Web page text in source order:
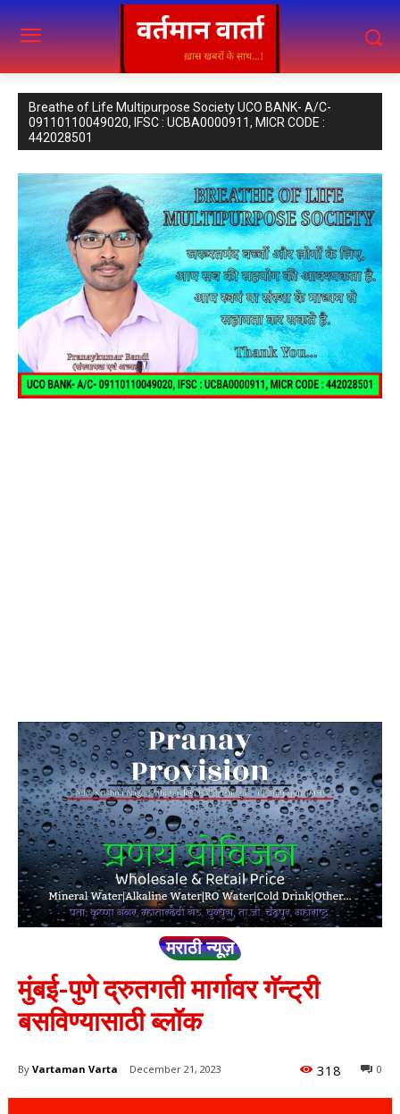
Breathe of Life Multipurpose Society UCO BANK- A/C-
09110110049020, IFSC : UCBA0000911, MICR CODE :
442028501
मराठी न्यूज़
मुंबई-पुणे द्रुतगती मार्गावर गॅन्ट्री
बसविण्यासाठी ब्लॉक
By Vartaman Varta December 21, 2023 0
318